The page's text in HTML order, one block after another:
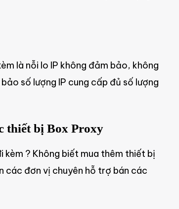
là nỗi lo IP không đảm bảo, không
số lượng IP cung cấp đủ số lượng
thiết bị Box Proxy
kèm ? Không biết mua thêm thiết bị
các đơn vị chuyên hỗ trợ bán các